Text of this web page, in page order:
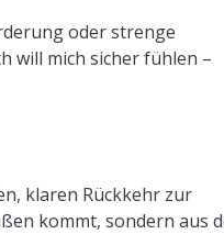
oder strenge
will mich sicher fühlen –
klaren Rückkehr zur
kommt, sondern aus